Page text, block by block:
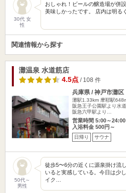
30代 女
性
おしゃれ！ビールの醸造場が併
美味しかったです。 店内は明る
関連情報から探す
灘温泉 水道筋店
4.5点/ 108 件
兵庫県 / 神戸市灘区
灘駅1.33km 摩耶駅
阪急王子公園駅より水
阪急六甲駅より…
営業時間 5:00～24:00
入浴料金 500円～
日帰り サウナ
50代～
男性
徒歩5〜6分の近くに源泉掛け流
いると実感している。今日は少
イク…